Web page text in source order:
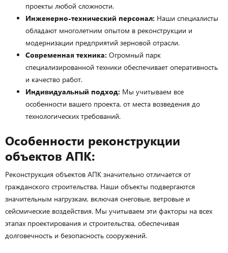
проекты любой сложности.
Инженерно-технический персонал: Наши специалисты
обладают многолетним опытом в реконструкции и
модернизации предприятий зерновой отрасли.
Современная техника: Огромный парк
специализированной техники обеспечивает оперативность
и качество работ.
Индивидуальный подход: Мы учитываем все
особенности вашего проекта, от места возведения до
технологических требований.
Особенности реконструкции
объектов АПК:
Реконструкция объектов АПК значительно отличается от
гражданского строительства. Наши объекты подвергаются
значительным нагрузкам, включая снеговые, ветровые и
сейсмические воздействия. Мы учитываем эти факторы на всех
этапах проектирования и строительства, обеспечивая
долговечность и безопасность сооружений.